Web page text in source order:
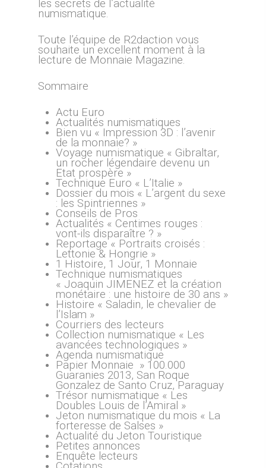
les secrets de l’actualité
numismatique.
Toute l’équipe de R2daction vous
souhaite un excellent moment à la
lecture de Monnaie Magazine.
Sommaire
Actu Euro
Actualités numismatiques
Bien vu « Impression 3D : l’avenir
de la monnaie? »
Voyage numismatique « Gibraltar,
un rocher légendaire devenu un
Etat prospère »
Technique Euro « L’Italie »
Dossier du mois « L’argent du sexe
: les Spintriennes »
Conseils de Pros
Actualités « Centimes rouges :
vont-ils disparaître ? »
Reportage « Portraits croisés :
Lettonie & Hongrie »
1 Histoire, 1 Jour, 1 Monnaie
Technique numismatiques
« Joaquin JIMENEZ et la création
monétaire : une histoire de 30 ans »
Histoire « Saladin, le chevalier de
l’Islam »
Courriers des lecteurs
Collection numismatique « Les
avancées technologiques »
Agenda numismatique
Papier Monnaie » 100.000
Guaranies 2013, San Roque
Gonzalez de Santo Cruz, Paraguay
Trésor numismatique « Les
Doubles Louis de l’Amiral »
Jeton numismatique du mois « La
forteresse de Salses »
Actualité du Jeton Touristique
Petites annonces
Enquête lecteurs